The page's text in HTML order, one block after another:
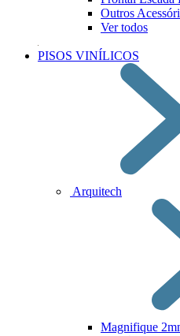
Outros
Ver todos
PISOS VINÍLICOS
Arquitech
Magnifique